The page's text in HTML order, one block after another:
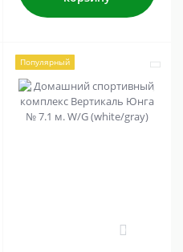
Популярный
0